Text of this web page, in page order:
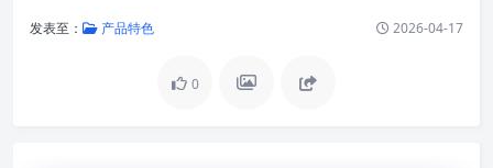
发表至： 产品特色 2026-04-17
0